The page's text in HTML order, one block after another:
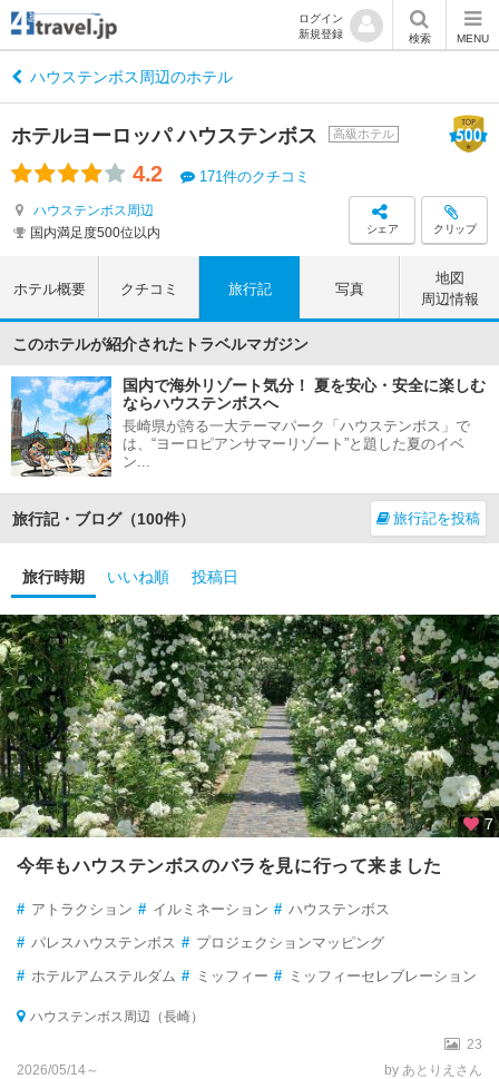
ログイン
新規登録
検索 MENU
ハウステンボス周辺のホテル
ホテルヨーロッパ ハウステンボス 高級ホテル
4.2 171件のクチコミ
ハウステンボス周辺
国内満足度500位以内
シェア クリップ
ホテル概要 クチコミ 旅行記 写真
地図
周辺情報
このホテルが紹介されたトラベルマガジン
国内で海外リゾート気分！ 夏を安心・安全に楽しむ
ならハウステンボスへ
長崎県が誇る一大テーマパーク「ハウステンボス」で
は、“ヨーロピアンサマーリゾート”と題した夏のイベ
ン...
旅行記・ブログ（100件） 旅行記を投稿
旅行時期 いいね順 投稿日
7
今年もハウステンボスのバラを見に行って来ました
# アトラクション # イルミネーション # ハウステンボス
# パレスハウステンボス # プロジェクションマッピング
# ホテルアムステルダム # ミッフィー # ミッフィーセレブレーション
ハウステンボス周辺（長崎）
23
2026/05/14～
by あとりえさん